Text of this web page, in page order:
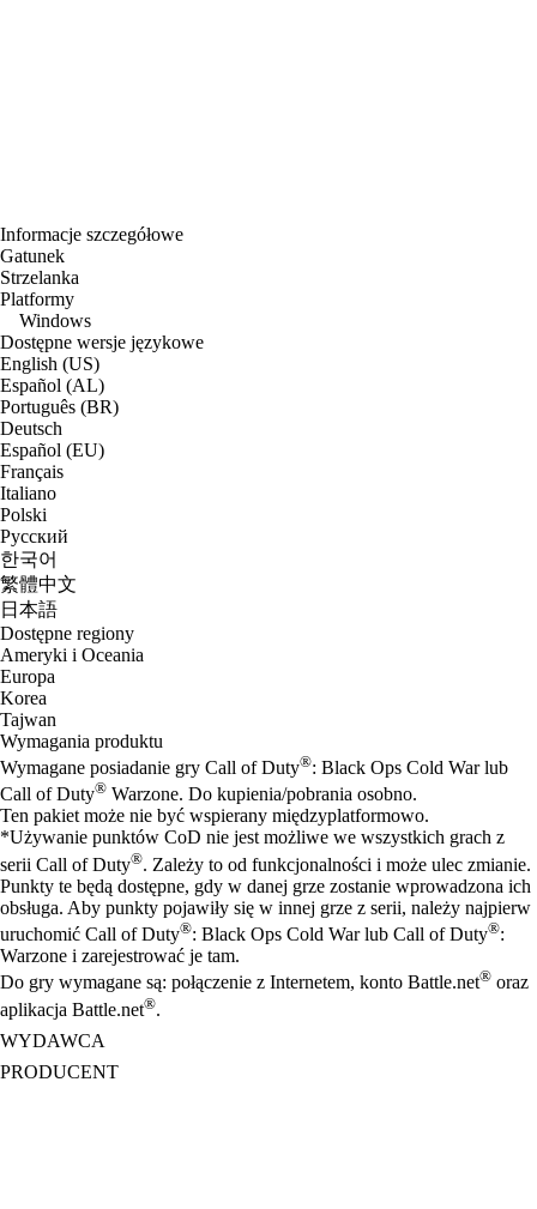
Informacje szczegółowe
Gatunek
Strzelanka
Platformy
Windows
Dostępne wersje językowe
English (US)
Español (AL)
Português (BR)
Deutsch
Español (EU)
Français
Italiano
Polski
Русский
한국어
繁體中文
日本語
Dostępne regiony
Ameryki i Oceania
Europa
Korea
Tajwan
Wymagania produktu
Wymagane posiadanie gry Call of Duty®: Black Ops Cold War lub
Call of Duty® Warzone. Do kupienia/pobrania osobno.
Ten pakiet może nie być wspierany międzyplatformowo.
*Używanie punktów CoD nie jest możliwe we wszystkich grach z
serii Call of Duty®. Zależy to od funkcjonalności i może ulec zmianie.
Punkty te będą dostępne, gdy w danej grze zostanie wprowadzona ich
obsługa. Aby punkty pojawiły się w innej grze z serii, należy najpierw
uruchomić Call of Duty®: Black Ops Cold War lub Call of Duty®:
Warzone i zarejestrować je tam.
Do gry wymagane są: połączenie z Internetem, konto Battle.net® oraz
aplikacja Battle.net®.
WYDAWCA
PRODUCENT